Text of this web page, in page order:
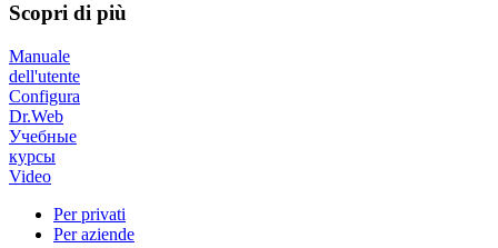
Scopri di più
Manuale
dell'utente
Configura
Dr.Web
Учебные
курсы
Video
Per privati
Per aziende